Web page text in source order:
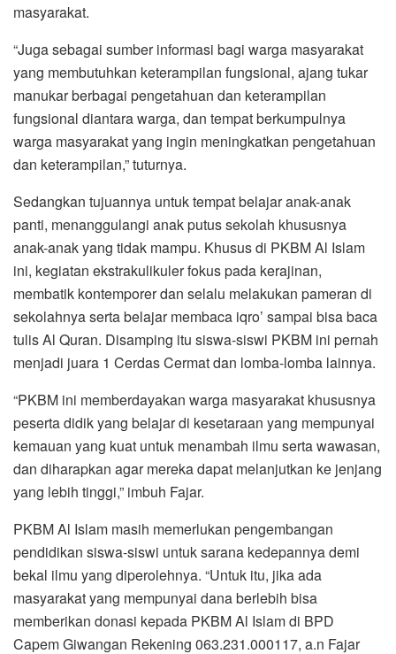
masyarakat.
“Juga sebagai sumber informasi bagi warga masyarakat
yang membutuhkan keterampilan fungsional, ajang tukar
manukar berbagai pengetahuan dan keterampilan
fungsional diantara warga, dan tempat berkumpulnya
warga masyarakat yang ingin meningkatkan pengetahuan
dan keterampilan,” tuturnya.
Sedangkan tujuannya untuk tempat belajar anak-anak
panti, menanggulangi anak putus sekolah khususnya
anak-anak yang tidak mampu. Khusus di PKBM Al Islam
ini, kegiatan ekstrakulikuler fokus pada kerajinan,
membatik kontemporer dan selalu melakukan pameran di
sekolahnya serta belajar membaca iqro’ sampai bisa baca
tulis Al Quran. Disamping itu siswa-siswi PKBM ini pernah
menjadi juara 1 Cerdas Cermat dan lomba-lomba lainnya.
“PKBM ini memberdayakan warga masyarakat khususnya
peserta didik yang belajar di kesetaraan yang mempunyai
kemauan yang kuat untuk menambah ilmu serta wawasan,
dan diharapkan agar mereka dapat melanjutkan ke jenjang
yang lebih tinggi,” imbuh Fajar.
PKBM Al Islam masih memerlukan pengembangan
pendidikan siswa-siswi untuk sarana kedepannya demi
bekal ilmu yang diperolehnya. “Untuk itu, jika ada
masyarakat yang mempunyai dana berlebih bisa
memberikan donasi kepada PKBM Al Islam di BPD
Capem Giwangan Rekening 063.231.000117, a.n Fajar